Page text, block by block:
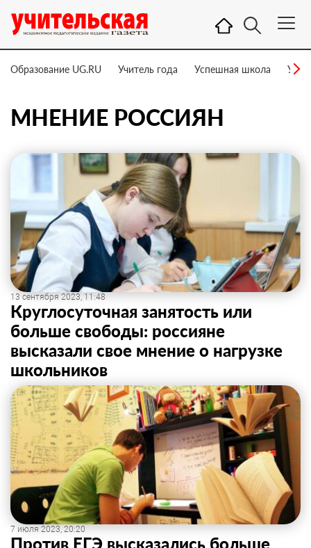
Образование UG.RU Учитель года Успешная школа
МНЕНИЕ РОССИЯН
13 сентября 2023, 11:48
Круглосуточная занятость или
больше свободы: россияне
высказали свое мнение о нагрузке
школьников
7 июля 2023, 20:20
Против ЕГЭ высказались больше